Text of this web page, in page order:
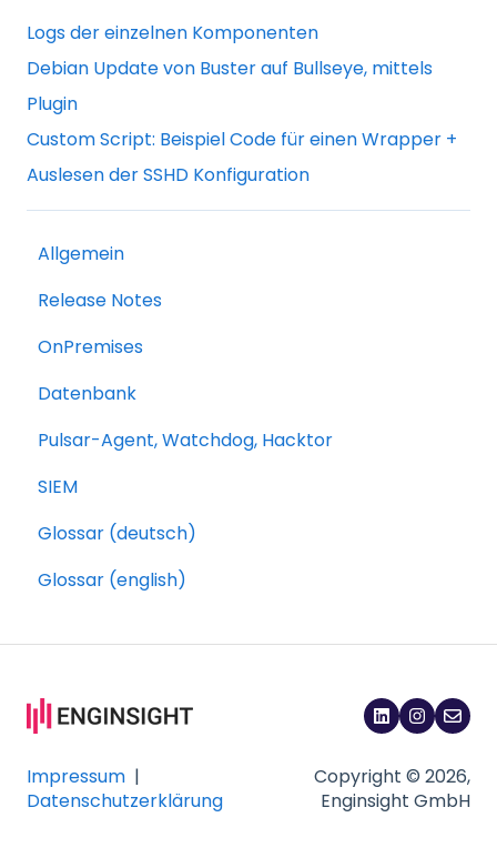
Logs der einzelnen Komponenten
Debian Update von Buster auf Bullseye, mittels
Plugin
Custom Script: Beispiel Code für einen Wrapper +
Auslesen der SSHD Konfiguration
Allgemein
Release Notes
OnPremises
Datenbank
Pulsar-Agent, Watchdog, Hacktor
SIEM
Glossar (deutsch)
Glossar (english)
Impressum |
Datenschutzerklärung
Copyright © 2026,
Enginsight GmbH